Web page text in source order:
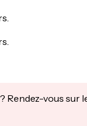
Rendez-vous